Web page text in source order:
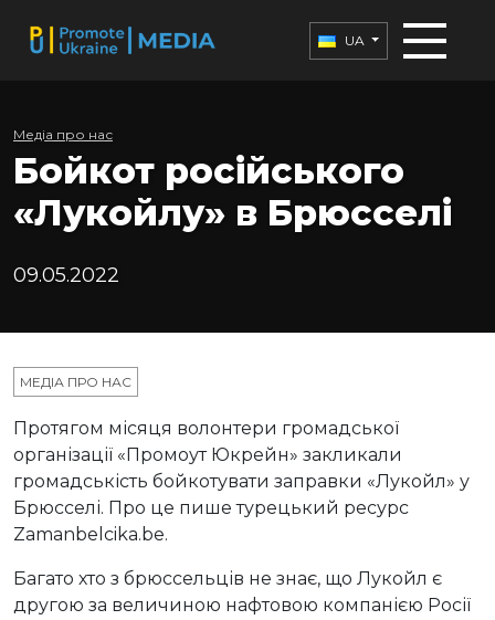
UA
Медіа про нас
Бойкот російського
«Лукойлу» в Брюсселі
09.05.2022
МЕДІА ПРО НАС
Протягом місяця волонтери громадської
організації «Промоут Юкрейн» закликали
громадськість бойкотувати заправки «Лукойл» у
Брюсселі. Про це пише турецький ресурс
Zamanbelcika.be.
Багато хто з брюссельців не знає, що Лукойл є
другою за величиною нафтовою компанією Росії